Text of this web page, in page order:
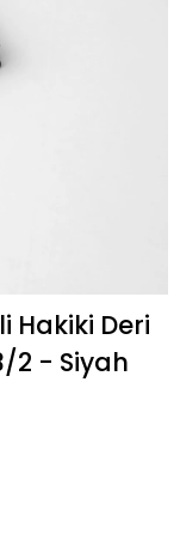
Hakiki Deri
2 - Siyah